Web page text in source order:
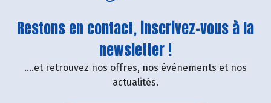
Restons en contact, inscrivez-vous à la
newsletter !
....et retrouvez nos offres, nos événements et nos
actualités.